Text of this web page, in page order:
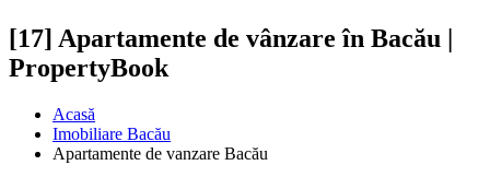
[17] Apartamente de vânzare în Bacău |
PropertyBook
Acasă
Imobiliare Bacău
Apartamente de vanzare Bacău